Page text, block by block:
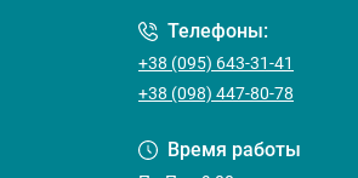
Телефоны:
+38 (095) 643-31-41
+38 (098) 447-80-78
Время работы